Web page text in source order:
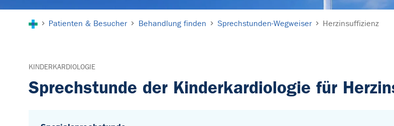
Patienten & Besucher Behandlung finden Sprechstunden-Wegweiser Herzinsuffizienz
KINDERKARDIOLOGIE
Sprechstunde der Kinderkardiologie für